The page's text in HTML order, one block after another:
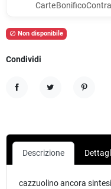
CarteBonifico
 Non disponibile
Condividi
Descrizione
cazzuolino ancora